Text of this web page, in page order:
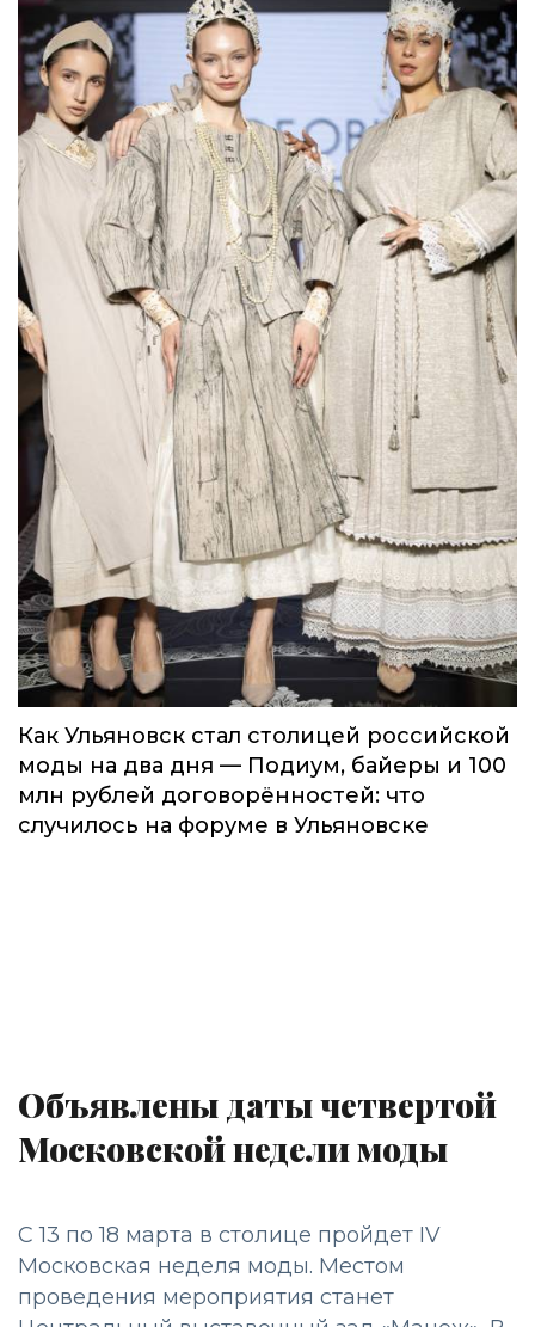
Как Ульяновск стал столицей российской
моды на два дня — Подиум, байеры и 100
млн рублей договорённостей: что
случилось на форуме в Ульяновске
Объявлены даты четвертой
Московской недели моды
С 13 по 18 марта в столице пройдет IV
Московская неделя моды. Местом
проведения мероприятия станет